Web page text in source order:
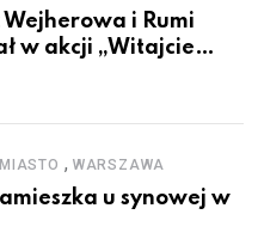
Wejherowa i Rumi
w akcji „Witajcie
MIASTO , WARSZAWA
u synowej w